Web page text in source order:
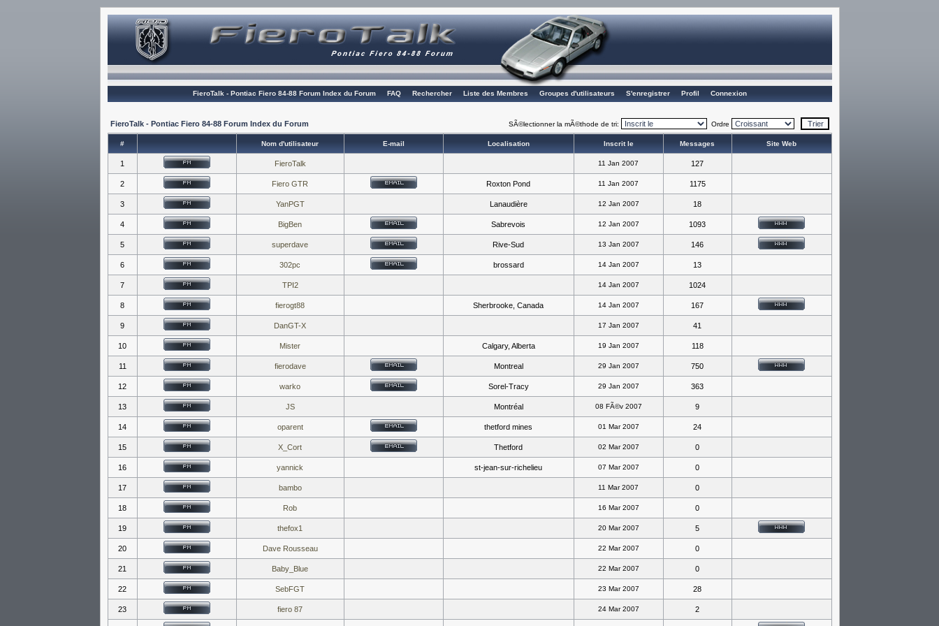
FieroTalk - Pontiac Fiero 84-88 Forum Index du Forum FAQ Rechercher Liste des Membres Groupes d'utilisateurs S'enregistrer Profil Connexion
FieroTalk - Pontiac Fiero 84-88 Forum Index du Forum SÃ©lectionner la mÃ©thode de tri: Ordre
# Nom d'utilisateur E-mail Localisation Inscrit le Messages Site Web
1 FieroTalk 11 Jan 2007 127
2 Fiero GTR Roxton Pond 11 Jan 2007 1175
3 YanPGT Lanaudière 12 Jan 2007 18
4 BigBen Sabrevois 12 Jan 2007 1093
5 superdave Rive-Sud 13 Jan 2007 146
6 302pc brossard 14 Jan 2007 13
7 TPI2 14 Jan 2007 1024
8 fierogt88 Sherbrooke, Canada 14 Jan 2007 167
9 DanGT-X 17 Jan 2007 41
10 Mister Calgary, Alberta 19 Jan 2007 118
11 fierodave Montreal 29 Jan 2007 750
12 warko Sorel-Tracy 29 Jan 2007 363
13 JS Montréal 08 FÃ©v 2007 9
14 oparent thetford mines 01 Mar 2007 24
15 X_Cort Thetford 02 Mar 2007 0
16 yannick st-jean-sur-richelieu 07 Mar 2007 0
17 bambo 11 Mar 2007 0
18 Rob 16 Mar 2007 0
19 thefox1 20 Mar 2007 5
20 Dave Rousseau 22 Mar 2007 0
21 Baby_Blue 22 Mar 2007 0
22 SebFGT 23 Mar 2007 28
23 fiero 87 24 Mar 2007 2